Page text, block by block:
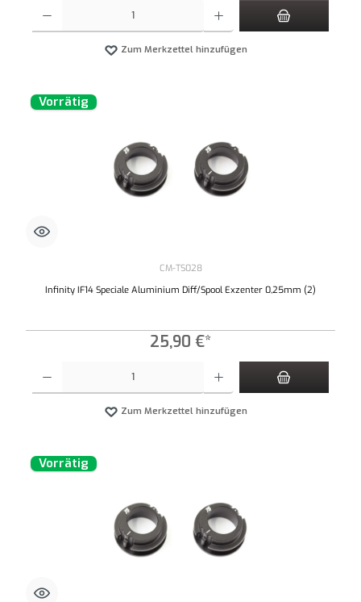
Zum Merkzettel hinzufügen
Vorrätig
CM-TS028
Infinity IF14 Speciale Aluminium Diff/Spool Exzenter 0,25mm (2)
25,90 €*
Zum Merkzettel hinzufügen
Vorrätig